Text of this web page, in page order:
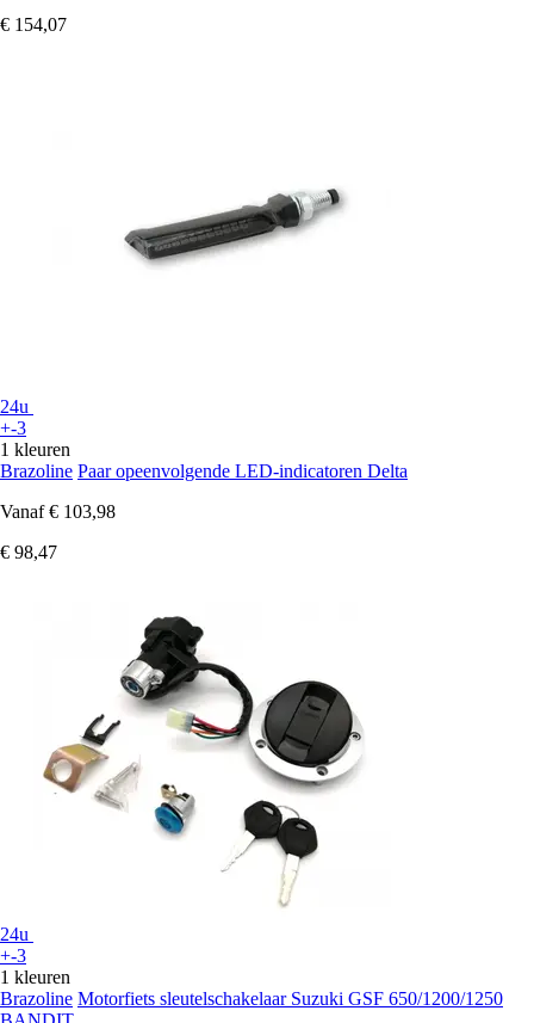
€ 154,07
24u
+-3
1 kleuren
Brazoline Paar opeenvolgende LED-indicatoren Delta
Vanaf € 103,98
€ 98,47
24u
+-3
1 kleuren
Brazoline Motorfiets sleutelschakelaar Suzuki GSF 650/1200/1250